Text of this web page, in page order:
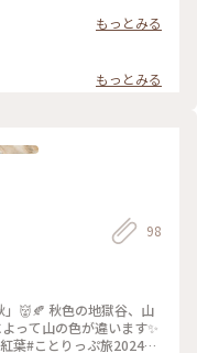
もっとみる
もっとみる
98
👹🍂 秋色の地獄谷、山
って山の色が違います✨
葉#ことりっぷ旅2024#